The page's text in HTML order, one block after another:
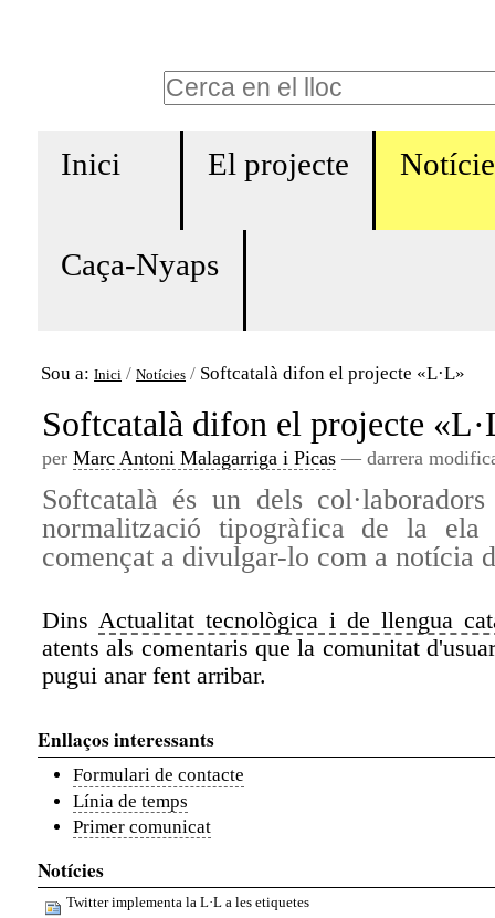
Salta
navegació
avançada…
Navigation
Inici El projecte
Caça-Nyaps
Sou a: Inici /Notícies / Softcatalà difon el projecte «L·L»
Softcatalà difon el projecte
per Marc Antoni Malagarriga i Picas— darrera
Softcatalà és un dels
normalització tipogràfica de la ela
començat a divulgar-lo com a notícia
Dins Actualitat tecnològica i de llengua
atents als comentaris que la comunitat
pugui anar fent arribar.
Enllaços interessants
Formulari de contacte
Línia de temps
Primer comunicat
Notícies
Twitter implementa la L·L a les etiquetes